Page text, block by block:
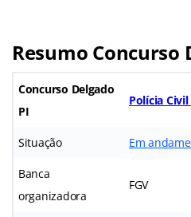
Resumo Concurso
Concurso Delgado
PI
Polícia
Situação Em
Banca
organizadora
FGV